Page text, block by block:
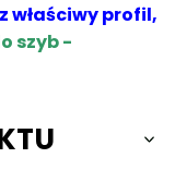
właściwy profil,
szyb -